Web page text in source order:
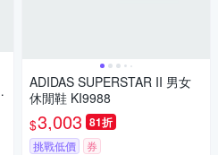
ADIDAS SUPERSTAR II 男女
休閒鞋 KI9988
$3,003 81折
挑戰低價 券